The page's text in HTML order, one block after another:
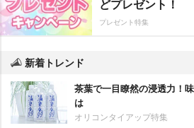
どプレゼント！
プレゼント特集
新着トレンド
茶葉で一目瞭然の浸透力！
は
オリコンタイアップ特集